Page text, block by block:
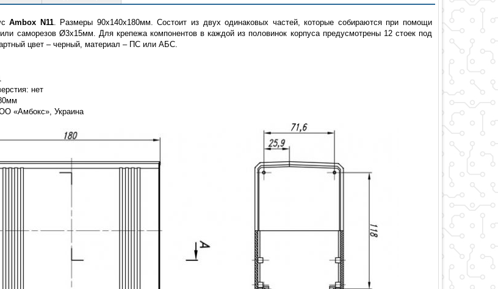
Ambox N11. Размеры 90x140x180мм. Состоит из двух одинаковых частей, которые собираются при помощи
саморезов Ø3х15мм. Для крепежа компонентов в каждой из половинок корпуса предусмотрены 12 стоек под
цвет – черный, материал – ПС или АБС.
нет
«Амбокс», Украина